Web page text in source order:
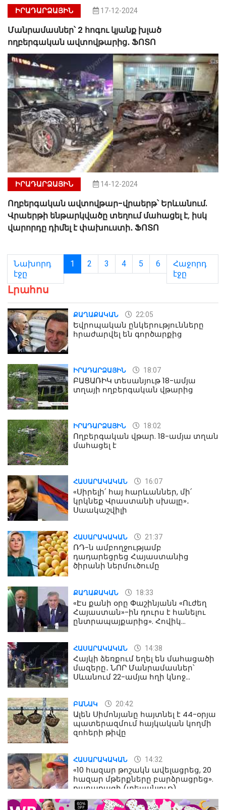
ԻՐԱԴԱՐՁԱՅԻՆ 17-12-2024
Մանրամասներ՝ 2 հոգու կյանք խլած
ողբերգական ավտովթարից․ ՖՈՏՈ
ԻՐԱԴԱՐՁԱՅԻՆ 14-12-2024
Ողբերգական ավտովթար-վրաերթ՝ Երևանում.
Վրաերթի ենթարկվածը տեղում մահացել է, իսկ
վարորդը դիմել է փախուստի․ ՖՈՏՈ
Նախորդ
էջը
1 2 3 4 5 6
Հաջորդ
էջը
Լրահոս
ՔԱՂԱՔԱԿԱՆ 22:05
Եվրոպական ընկերությունները
հրաժարվել են գործարքից
ԻՐԱԴԱՐՁԱՅԻՆ 18:07
ԲԱՑԱՌԻԿ տեսանյութ 18-ամյա
տղայի ողբերգական վթարից
ԻՐԱԴԱՐՁԱՅԻՆ 18:02
Ողբերգական վթար. 18-ամյա տղան
մահացել է
ՀԱՍԱՐԱԿԱԿԱՆ 16:07
«Սիրելի՛ հայ հարևաններ, մի՛
կրկնեք Վրաստանի սխալը»․
Սաակաշվիլի
ՀԱՍԱՐԱԿԱԿԱՆ 21:37
ՌԴ-ն ամբողջությամբ
դադարեցրեց Հայաստանից
ծիրանի ներմուծումը
ՔԱՂԱՔԱԿԱՆ 18:33
«Էս քանի օրը Փաշինյանն «Ուժեղ
Հայաստան»-ին դուրս է հանելու
ընտրապայքարից». Հովիկ
ՀԱՍԱՐԱԿԱԿԱՆ 14:38
Հայկի ձեռքում եղել են մահացածի
մազերը․ ՆՈՐ Մանրամասներ՝
Սևանում 22-ամյա հղի կնոջ
ԲԱՆԱԿ 20:42
Ալեն Սիմոնյանը հայտնել է 44-օրյա
պատերազմում հայկական կողմի
զոհերի թիվը
ՀԱՍԱՐԱԿԱԿԱՆ 14:32
«10 հազար թոշակն ավելացրեց, 20
հազար մթերքները բարձրացրեց».
քաղաքացի (տեսանյութ)